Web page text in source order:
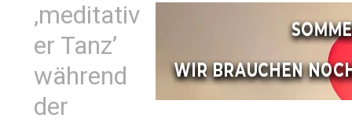
‚meditativ
er Tanz’
während
der